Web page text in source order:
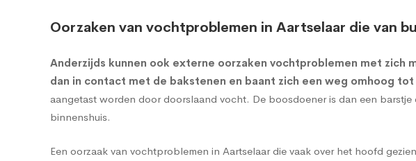
Oorzaken van vochtproblemen in Aartselaar die van
Anderzijds kunnen ook externe oorzaken vochtproblemen met zich
dan in contact met de bakstenen en baant zich een weg omhoog
aangetast worden door doorslaand vocht. De boosdoener is dan een
binnenshuis.
Een oorzaak van vochtproblemen in Aartselaar die vaak over het hoofd